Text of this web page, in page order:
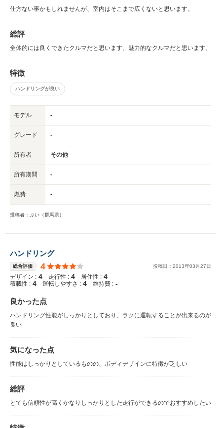
仕方ない事かもしれませんが、室内はそこまで広くないと思います。
総評
全体的には良くできたクルマだと思います。魅力的なクルマだと思います。
特徴
ハンドリングが良い
モデル -
グレード -
所有者 その他
所有期間 -
燃費 -
投稿者：ぶい（群馬県）
ハンドリング
総合評価 4 投稿日： 2013年03 月27日
デザイン : 4 走行性 : 4 居住性 : 4
積載性 : 4 運転しやすさ : 4 維持費 : -
良かった点
ハンドリング性能がしっかりとしており、ラクに運転することが出来るのが
良い
気になった点
性能はしっかりとしているものの、ボディデザインに特徴が乏しい
総評
とても信頼性が高くかなりしっかりとした走行ができるのでおすすめしたい